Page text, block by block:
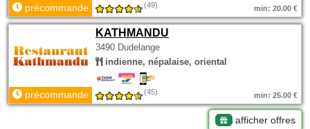
précommande (49) min: 20.00 €
KATHMANDU
3490 Dudelange
indienne, népalaise, oriental
précommande (45) min: 25.00 €
afficher offres